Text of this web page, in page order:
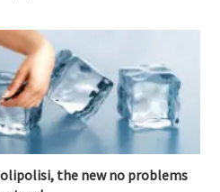
the new no problems